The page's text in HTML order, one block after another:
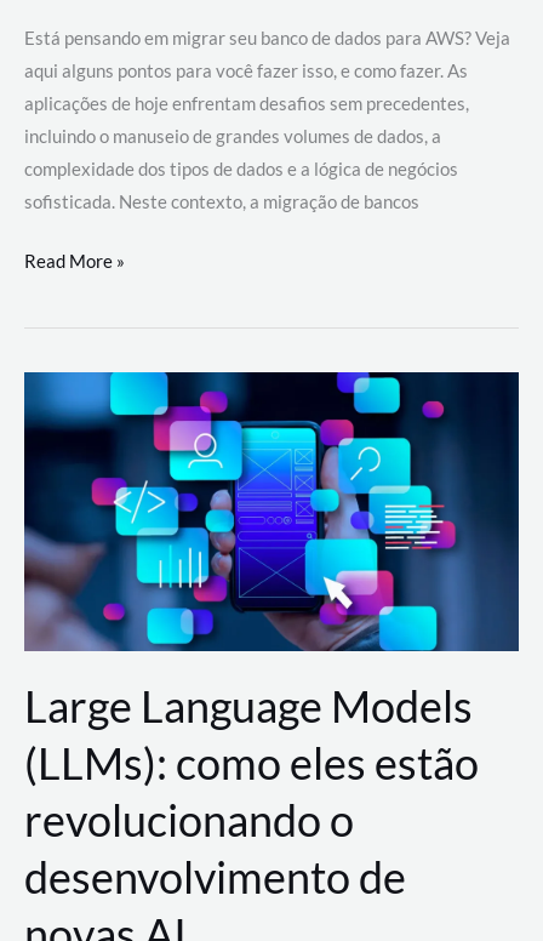
Está pensando em migrar seu banco de dados para AWS? Veja
aqui alguns pontos para você fazer isso, e como fazer. As
aplicações de hoje enfrentam desafios sem precedentes,
incluindo o manuseio de grandes volumes de dados, a
complexidade dos tipos de dados e a lógica de negócios
sofisticada. Neste contexto, a migração de bancos
Por
migrar
de
a
AWS?
Read More »
Large Language Models
(LLMs): como eles estão
revolucionando o
desenvolvimento de